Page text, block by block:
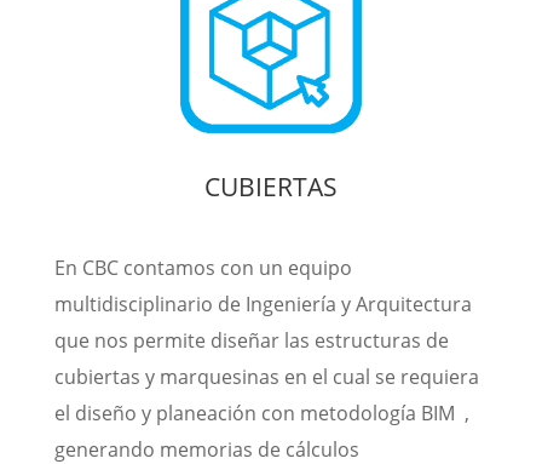
CUBIERTAS
En CBC contamos con un equipo
multidisciplinario de Ingeniería y Arquitectura
que nos permite diseñar las estructuras de
cubiertas y marquesinas en el cual se requiera
el diseño y planeación con metodología BIM ,
generando memorias de cálculos